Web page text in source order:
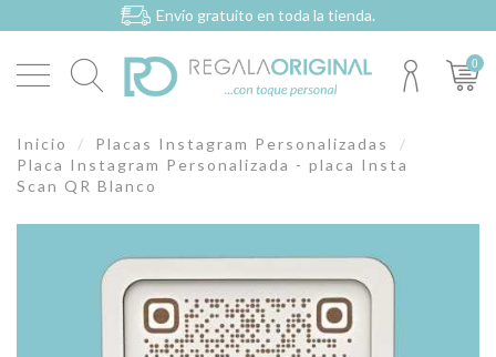
Envío gratuito en toda la tienda.
0
Inicio
Placas Instagram Personalizadas
Placa Instagram Personalizada - placa Insta
Scan QR Blanco